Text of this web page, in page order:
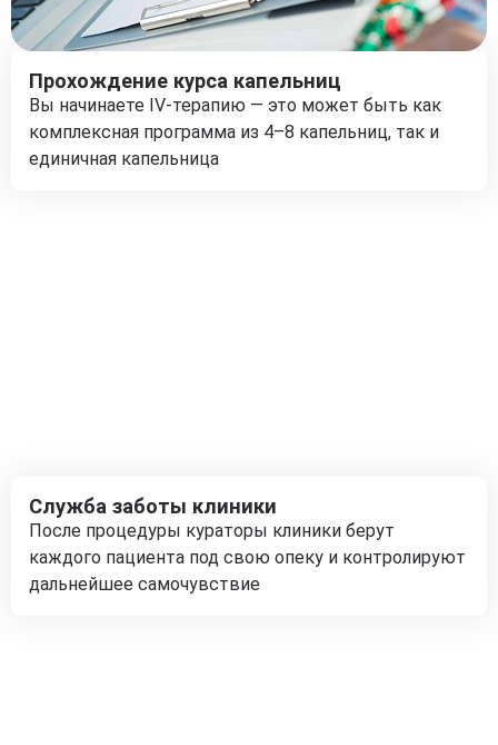
Прохождение курса капельниц
Вы начинаете IV-терапию — это может быть как
комплексная программа из 4–8 капельниц, так и
единичная капельница
Служба заботы клиники
После процедуры кураторы клиники берут
каждого пациента под свою опеку и контролируют
дальнейшее самочувствие